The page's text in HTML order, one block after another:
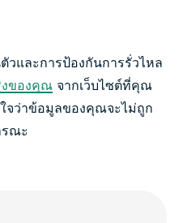
วและการป้องกันการรั่วไหล
งของคุณ จากเว็บไซต์ที่คุณ
จว่าข้อมูลของคุณจะไม่ถูก
รณะ